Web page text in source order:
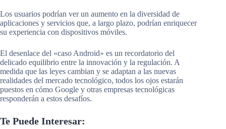
Los usuarios podrían ver un aumento en la diversidad de
aplicaciones y servicios que, a largo plazo, podrían enriquecer
su experiencia con dispositivos móviles.
El desenlace del «caso Android» es un recordatorio del
delicado equilibrio entre la innovación y la regulación. A
medida que las leyes cambian y se adaptan a las nuevas
realidades del mercado tecnológico, todos los ojos estarán
puestos en cómo Google y otras empresas tecnológicas
responderán a estos desafíos.
Te Puede Interesar: